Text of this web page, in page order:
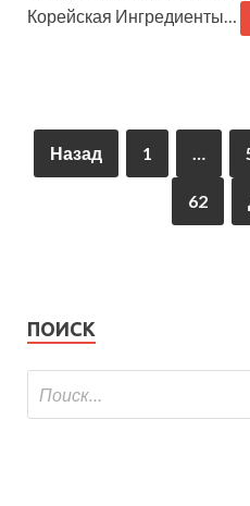
Корейская Ингредиенты…
Назад 1 …
62
ПОИСК